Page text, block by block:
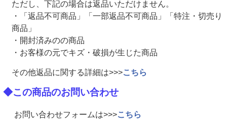
ただし、下記の場合は返品いただけません。
・「返品不可商品」「一部返品不可商品」「特注・切売り
商品」
・開封済みのの商品
・お客様の元でキズ・破損が生じた商品
その他返品に関する詳細は>>>こちら
◆この商品のお問い合わせ
お問い合わせフォームは>>>こちら